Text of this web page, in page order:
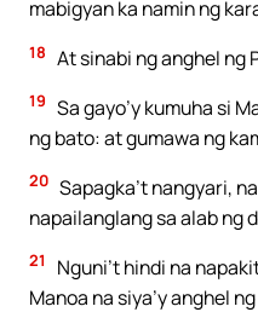
mabigyan ka namin ng
18 At sinabi ng anghel ng
19 Sa gayo’y kumuha si
ng bato: at gumawa ng
20 Sapagka’t nangyari,
napailanglang sa alab ng
21
Nguni’t hindi na
Manoa na siya’y anghel